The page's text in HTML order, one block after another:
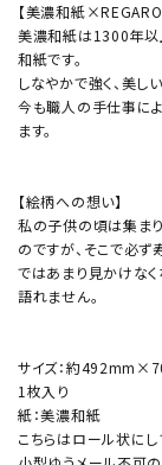
【美濃和紙×REGARO
美濃和紙は1300年以
和紙です。
しなやかで強く、美し
今も職人の手仕事に
ます。
【絵柄への想い】
私の子供の頃は集ま
のですが、そこで必
ではあまり見かけな
語れません。
サイズ：約
1枚入り
紙：美濃和紙
こちらはロール状にし